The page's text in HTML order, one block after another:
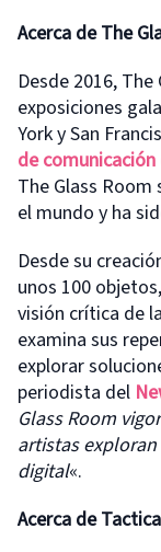
Acerca de The
Desde 2016,
exposiciones
York y San
de
The Glass
el mundo y ha
Desde su
unos 100
visión crítica de
examina sus
explorar
periodista del
Glass Room
artistas
digital«.
Acerca de